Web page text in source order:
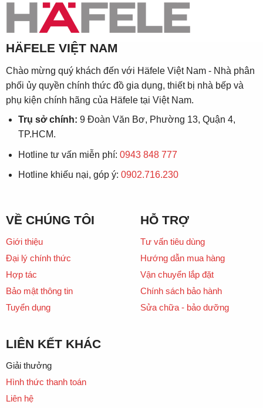
HÄFELE VIỆT NAM
Chào mừng quý khách đến với Häfele Việt Nam - Nhà phân
phối ủy quyền chính thức đồ gia dụng, thiết bị nhà bếp và
phụ kiện chính hãng của Häfele tại Việt Nam.
Trụ sở chính: 9 Đoàn Văn Bơ, Phường 13, Quận 4,
TP.HCM.
Hotline tư vấn miễn phí: 0943 848 777
Hotline khiếu nại, góp ý: 0902.716.230
VỀ CHÚNG TÔI
Giới thiệu
Đại lý chính thức
Hợp tác
Bảo mật thông tin
Tuyển dụng
HỖ TRỢ
Tư vấn tiêu dùng
Hướng dẫn mua hàng
Vận chuyển lắp đặt
Chính sách bảo hành
Sửa chữa - bảo dưỡng
LIÊN KẾT KHÁC
Giải thưởng
Hình thức thanh toán
Liên hệ